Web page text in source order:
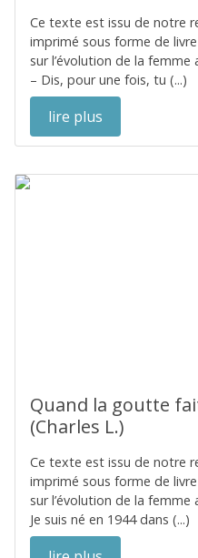
Ce texte est issu de notre
imprimé sous forme de
sur l’évolution de la femme
– Dis, pour une fois, tu (...)
lire plus
Quand la goutte
(Charles L.)
Ce texte est issu de notre
imprimé sous forme de
sur l’évolution de la femme
Je suis né en 1944 dans (...)